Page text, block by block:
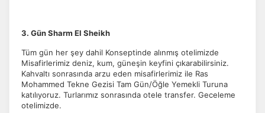
3. Gün Sharm El Sheikh
Tüm gün her şey dahil Konseptinde alınmış otelimizde
Misafirlerimiz deniz, kum, güneşin keyfini çıkarabilirsiniz.
Kahvaltı sonrasında arzu eden misafirlerimiz ile Ras
Mohammed Tekne Gezisi Tam Gün/Öğle Yemekli Turuna
katılıyoruz. Turlarımız sonrasında otele transfer. Geceleme
otelimizde.